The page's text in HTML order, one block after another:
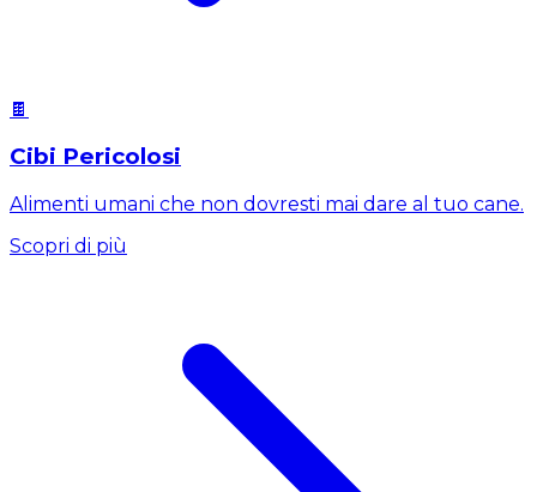
🍫
Cibi Pericolosi
Alimenti umani che non dovresti mai dare al tuo cane.
Scopri di più